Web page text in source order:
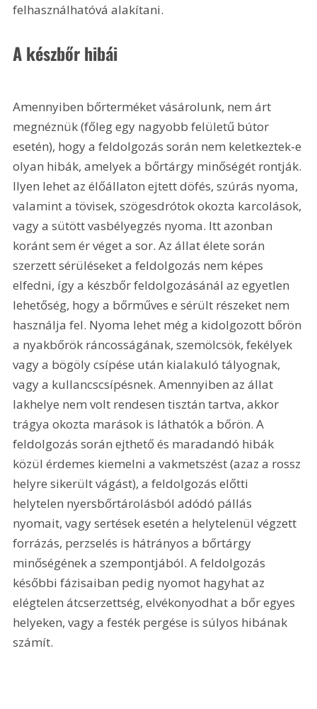
felhasználhatóvá alakítani.
A készbőr hibái
Amennyiben bőrterméket vásárolunk, nem árt
megnéznük (főleg egy nagyobb felületű bútor
esetén), hogy a feldolgozás során nem keletkeztek-e
olyan hibák, amelyek a bőrtárgy minőségét rontják.
Ilyen lehet az élőállaton ejtett döfés, szúrás nyoma,
valamint a tövisek, szögesdrótok okozta karcolások,
vagy a sütött vasbélyegzés nyoma. Itt azonban
koránt sem ér véget a sor. Az állat élete során
szerzett sérüléseket a feldolgozás nem képes
elfedni, így a készbőr feldolgozásánál az egyetlen
lehetőség, hogy a bőrműves e sérült részeket nem
használja fel. Nyoma lehet még a kidolgozott bőrön
a nyakbőrök ráncosságának, szemölcsök, fekélyek
vagy a bögöly csípése után kialakuló tályognak,
vagy a kullancscsípésnek. Amennyiben az állat
lakhelye nem volt rendesen tisztán tartva, akkor
trágya okozta marások is láthatók a bőrön. A
feldolgozás során ejthető és maradandó hibák
közül érdemes kiemelni a vakmetszést (azaz a rossz
helyre sikerült vágást), a feldolgozás előtti
helytelen nyersbőrtárolásból adódó pállás
nyomait, vagy sertések esetén a helytelenül végzett
forrázás, perzselés is hátrányos a bőrtárgy
minőségének a szempontjából. A feldolgozás
későbbi fázisaiban pedig nyomot hagyhat az
elégtelen átcserzettség, elvékonyodhat a bőr egyes
helyeken, vagy a festék pergése is súlyos hibának
számít.